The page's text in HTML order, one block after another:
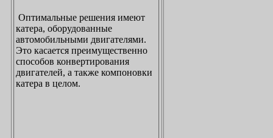
Оптимальные решения имеют
катера, оборудованные
автомобильными двигателями.
Это касается преимущественно
способов конвертирования
двигателей, а также компоновки
катера в целом.